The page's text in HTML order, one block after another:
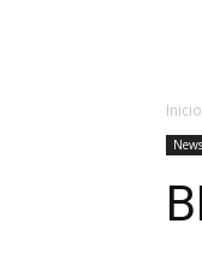
Inicio
News